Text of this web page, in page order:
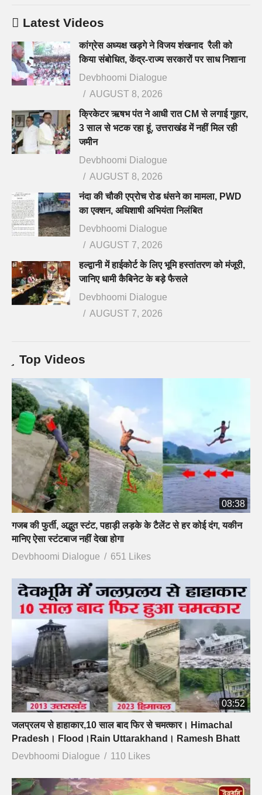
Latest Videos
कांग्रेस अध्यक्ष खड़गे ने विजय शंखनाद रैली को
किया संबोधित, केंद्र-राज्य सरकारों पर साध निशाना
Devbhoomi Dialogue
AUGUST 8, 2026
क्रिकेटर ऋषभ पंत ने आधी रात CM से लगाई गुहार,
3 साल से भटक रहा हूं, उत्तराखंड में नहीं मिल रही
जमीन
Devbhoomi Dialogue
AUGUST 8, 2026
नंदा की चौकी एप्रोच रोड धंसने का मामला, PWD
का एक्शन, अधिशाषी अभियंता निलंबित
Devbhoomi Dialogue
AUGUST 7, 2026
हल्द्वानी में हाईकोर्ट के लिए भूमि हस्तांतरण को मंजूरी,
जानिए धामी कैबिनेट के बड़े फैसले
Devbhoomi Dialogue
AUGUST 7, 2026
Top Videos
08:38
गजब की फुर्ती, अद्भुत स्टंट, पहाड़ी लड़के के टैलेंट से हर कोई दंग, यकीन
मानिए ऐसा स्टंटबाज नहीं देखा होगा
Devbhoomi Dialogue
651 Likes
03:52
जलप्रलय से हाहाकार,10 साल बाद फिर से चमत्कार। Himachal
Pradesh। Flood।Rain Uttarakhand। Ramesh Bhatt
Devbhoomi Dialogue
110 Likes